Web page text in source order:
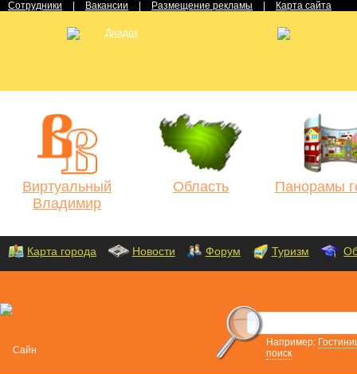
Сотрудники Вакансии Размещение рекламы Карта сайта
Виртуальный
Владимир
Область Панорамы
Карта города Новости Форум Туризм
Например:
поиск